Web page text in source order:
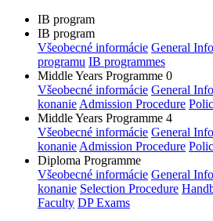
IB program
IB program
Všeobecné informácie General
programu IB programmes
Middle Years Programme 0
Všeobecné informácie General
konanie Admission Procedure
Middle Years Programme 4
Všeobecné informácie General
konanie Admission Procedure
Diploma Programme
Všeobecné informácie General
konanie Selection Procedure
Faculty DP Exams